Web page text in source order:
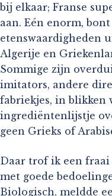
bij elkaar; Franse
aan. Eén enorm,
etenswaardigheden
Algerije en
Sommige zijn
imitators, andere
fabriekjes, in blikken
ingrediëntenlijstje
geen Grieks of
Daar trof ik een fraai
met goede
Biologisch, meldde